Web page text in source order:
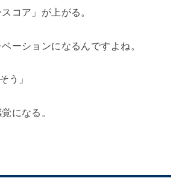
コア」が上がる。
ーションになるんですよね。
う」
になる。